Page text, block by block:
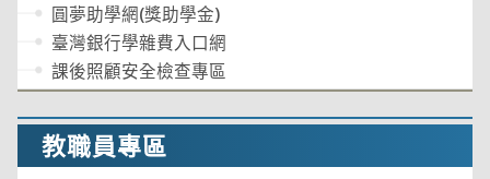
圓夢助學網(獎助學金)
臺灣銀行學雜費入口網
課後照顧安全檢查專區
教職員專區